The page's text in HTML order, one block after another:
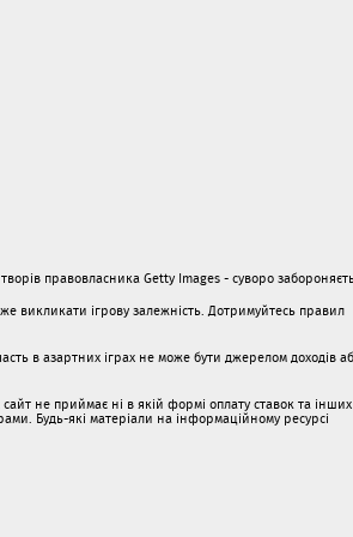
правовласника Getty Images - суворо
викликати ігрову залежність. Дотримуйтесь правил
в азартних іграх не може бути джерелом доходів
не приймає ні в якій формі оплату ставок та інших
Будь-які матеріали на інформаційному ресурсі